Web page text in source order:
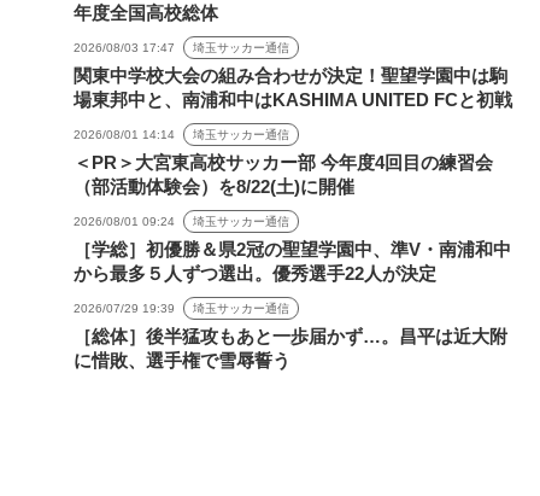
年度全国高校総体
2026/08/03 17:47 埼玉サッカー通信
関東中学校大会の組み合わせが決定！聖望学園中は駒
場東邦中と、南浦和中はKASHIMA UNITED FCと初戦
2026/08/01 14:14 埼玉サッカー通信
＜PR＞大宮東高校サッカー部 今年度4回目の練習会
（部活動体験会）を8/22(土)に開催
2026/08/01 09:24 埼玉サッカー通信
［学総］初優勝＆県2冠の聖望学園中、準V・南浦和中
から最多５人ずつ選出。優秀選手22人が決定
2026/07/29 19:39 埼玉サッカー通信
［総体］後半猛攻もあと一歩届かず…。昌平は近大附
に惜敗、選手権で雪辱誓う